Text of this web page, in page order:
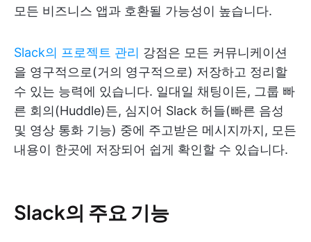
모든 비즈니스 앱과 호환될 가능성이 높습니다.
Slack의 프로젝트 관리 강점은 모든 커뮤니케이션
을 영구적으로(거의 영구적으로) 저장하고 정리할
수 있는 능력에 있습니다. 일대일 채팅이든, 그룹 빠
른 회의(Huddle)든, 심지어 Slack 허들(빠른 음성
및 영상 통화 기능) 중에 주고받은 메시지까지, 모든
내용이 한곳에 저장되어 쉽게 확인할 수 있습니다.
Slack의 주요 기능